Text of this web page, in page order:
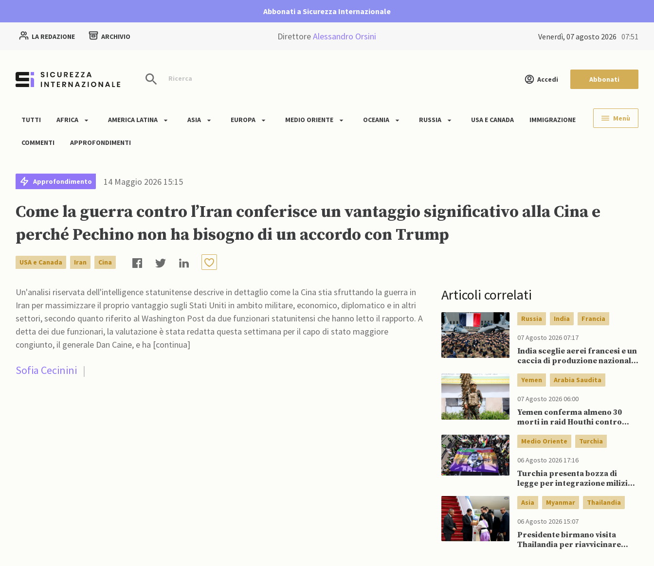
Abbonati a Sicurezza Internazionale
LA REDAZIONE ARCHIVIO DirettoreAlessandro Orsini venerdì, 07 agosto 2026 07:51
Ricerca Accedi Abbonati
TUTTI AFRICA AMERICA LATINA ASIA EUROPA MEDIO ORIENTE OCEANIA RUSSIA USA E CANADA IMMIGRAZIONE
COMMENTI APPROFONDIMENTI
Menù
Approfondimento 14 Maggio 2026 15:15
Come la guerra contro l’Iran conferisce un vantaggio significativo alla Cina e
perché Pechino non ha bisogno di un accordo con Trump
USA e Canada Iran Cina
Un'analisi riservata dell'intelligence statunitense descrive in dettaglio come la Cina stia sfruttando la guerra in
Iran per massimizzare il proprio vantaggio sugli Stati Uniti in ambito militare, economico, diplomatico e in altri
settori, secondo quanto riferito al Washington Post da due funzionari statunitensi che hanno letto il rapporto. A
detta dei due funzionari, la valutazione è stata redatta questa settimana per il capo di stato maggiore
congiunto, il generale Dan Caine, e ha [continua]
Sofia Cecinini |
Articoli correlati
Russia India Francia
07 Agosto 2026 07:17
India sceglie aerei francesi e un
caccia di produzione nazionale,
parte di Putin
Yemen Arabia Saudita
07 Agosto 2026 06:00
Yemen conferma almeno 30
morti in raid Houthi contro
Medio Oriente Turchia
06 Agosto 2026 17:16
Turchia presenta bozza di
legge per integrazione milizie
Asia Myanmar Thailandia
06 Agosto 2026 15:07
Presidente birmano visita
Thailandia per riavvicinare